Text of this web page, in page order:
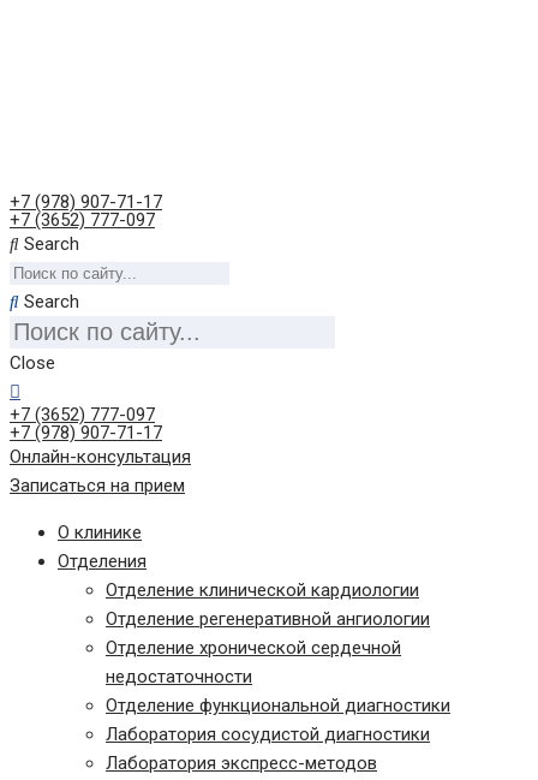
+7 (978) 907-71-17
+7 (3652) 777-097
Search
Search
Close
+7 (3652) 777-097
+7 (978) 907-71-17
Онлайн-консультация
Записаться на прием
О клинике
Отделения
Отделение клинической кардиологии
Отделение регенеративной ангиологии
Отделение хронической сердечной
недостаточности
Отделение функциональной диагностики
Лаборатория сосудистой диагностики
Лаборатория экспресс-методов